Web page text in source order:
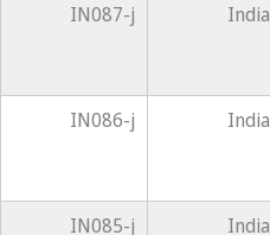
India
IN087-j
India
IN086-j
India
IN085-j